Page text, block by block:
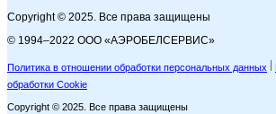
Copyright © 2025. Все права защищены
© 1994–2022 ООО «АЭРОБЕЛСЕРВИС»
Политика в отношении обработки персональных данных
обработки Cookie
Copyright © 2025. Все права защищены